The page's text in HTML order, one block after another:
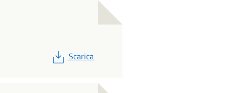
PDF
Scarica